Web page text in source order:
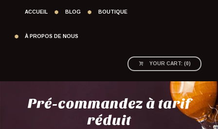
ACCUEIL BLOG BOUTIQUE
À PROPOS DE NOUS
YOUR CART: (0)
Pré-commandez à tarif
réduit